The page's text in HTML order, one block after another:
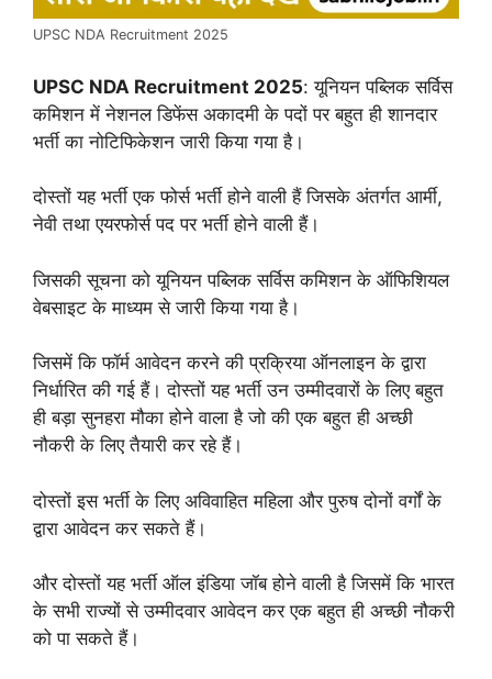
UPSC NDA Recruitment 2025
UPSC NDA Recruitment 2025: यूनियन पब्लिक सर्विस
कमिशन में नेशनल डिफेंस अकादमी के पदों पर बहुत ही शानदार
भर्ती का नोटिफिकेशन जारी किया गया है।
दोस्तों यह भर्ती एक फोर्स भर्ती होने वाली हैं जिसके अंतर्गत आर्मी,
नेवी तथा एयरफोर्स पद पर भर्ती होने वाली हैं।
जिसकी सूचना को यूनियन पब्लिक सर्विस कमिशन के ऑफिशियल
वेबसाइट के माध्यम से जारी किया गया है।
जिसमें कि फॉर्म आवेदन करने की प्रक्रिया ऑनलाइन के द्वारा
निर्धारित की गई हैं। दोस्तों यह भर्ती उन उम्मीदवारों के लिए बहुत
ही बड़ा सुनहरा मौका होने वाला है जो की एक बहुत ही अच्छी
नौकरी के लिए तैयारी कर रहे हैं।
दोस्तों इस भर्ती के लिए अविवाहित महिला और पुरुष दोनों वर्गों के
द्वारा आवेदन कर सकते हैं।
और दोस्तों यह भर्ती ऑल इंडिया जॉब होने वाली है जिसमें कि भारत
के सभी राज्यों से उम्मीदवार आवेदन कर एक बहुत ही अच्छी नौकरी
को पा सकते हैं।